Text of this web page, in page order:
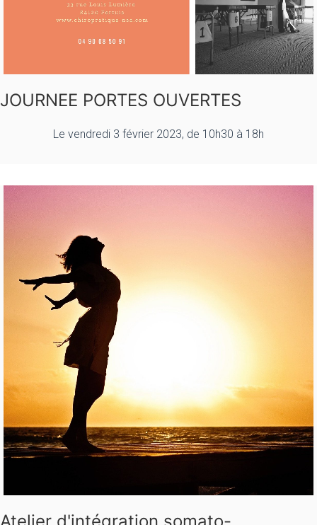
JOURNEE PORTES OUVERTES
Le vendredi 3 février 2023, de 10h30 à 18h